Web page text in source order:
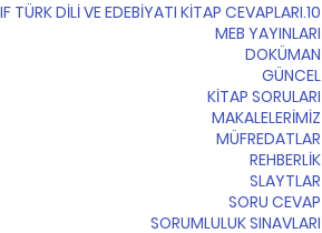
TÜRK DİLİ VE EDEBİYATI KİTAP CEVAPLARI
MEB YAYINLARI
DOKÜMAN
GÜNCEL
KİTAP SORULARI
MAKALELERİMİZ
MÜFREDATLAR
REHBERLİK
SLAYTLAR
SORU CEVAP
SORUMLULUK SINAVLARI